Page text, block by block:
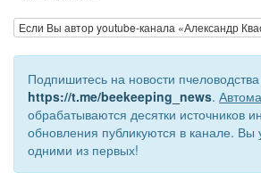
Если Вы автор youtube-канала «Александр
Подпишитесь на новости
https://t.me/beekeeping_news.
обрабатываются десятки источников
обновления публикуются в канале. Вы
одними из первых!